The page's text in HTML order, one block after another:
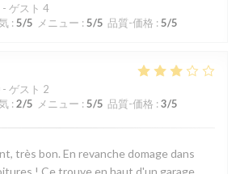
ゲスト 4
: 5/5 メニュー : 5/5 品質-価格 : 5/5
ゲスト 2
: 2/5 メニュー : 5/5 品質-価格 : 3/5
très bon. En revanche domage dans
! Ce trouve en haut d'un garage